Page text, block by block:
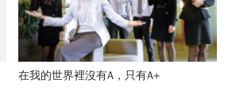
在我的世界裡沒有A，只有A+